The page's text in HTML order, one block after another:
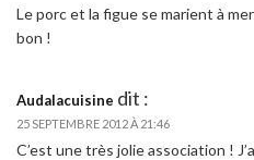
Le porc et la figue se marient à
bon !
Audalacuisine dit :
25 SEPTEMBRE 2012 À 21:46
C’est une très jolie association !